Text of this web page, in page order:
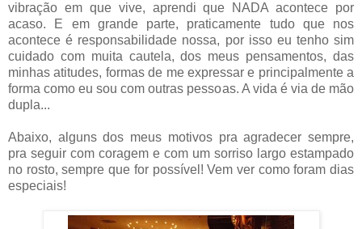
vibração em que vive, aprendi que NADA acontece por
acaso. E em grande parte, praticamente tudo que nos
acontece é responsabilidade nossa, por isso eu tenho sim
cuidado com muita cautela, dos meus pensamentos, das
minhas atitudes, formas de me expressar e principalmente a
forma como eu sou com outras pessoas. A vida é via de mão
dupla...
Abaixo, alguns dos meus motivos pra agradecer sempre,
pra seguir com coragem e com um sorriso largo estampado
no rosto, sempre que for possível! Vem ver como foram dias
especiais!